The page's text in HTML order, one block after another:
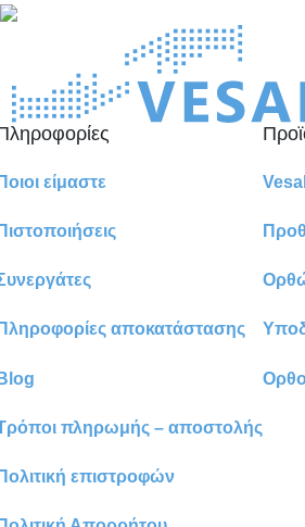
είμαστε
αποκατάστασης
πληρωμής – αποστολής
επιστροφών